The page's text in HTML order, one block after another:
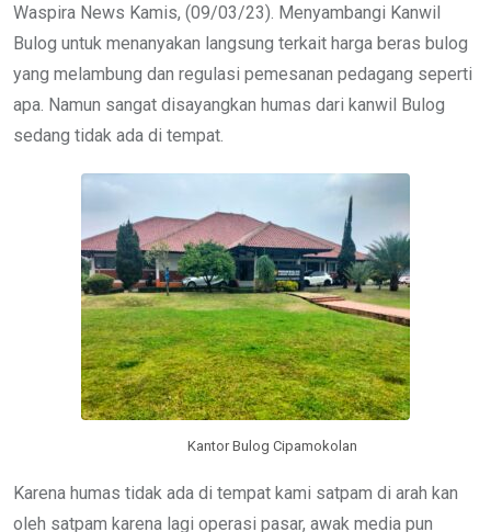
Waspira News Kamis, (09/03/23). Menyambangi Kanwil
Bulog untuk menanyakan langsung terkait harga beras bulog
yang melambung dan regulasi pemesanan pedagang seperti
apa. Namun sangat disayangkan humas dari kanwil Bulog
sedang tidak ada di tempat.
Kantor Bulog Cipamokolan
Karena humas tidak ada di tempat kami satpam di arah kan
oleh satpam karena lagi operasi pasar, awak media pun